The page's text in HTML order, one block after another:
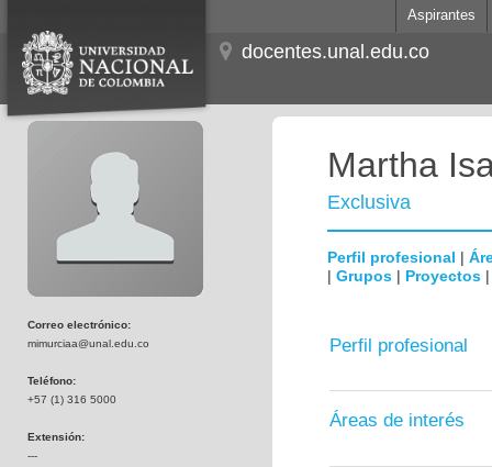
Aspirantes
docentes.unal.edu.co
Correo electrónico:
mimurciaa@unal.edu.co
Teléfono:
+57 (1) 316 5000
Extensión:
---
Martha
Exclusiva
Perfil profesional |
| Grupos | Proyectos
Perfil profesional
Áreas de interés